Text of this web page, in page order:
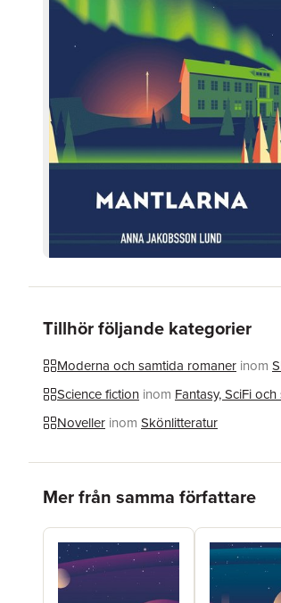
Tillhör följande kategorier
Moderna och samtida romaner inom
Science fiction inom Fantasy, SciFi
Noveller inom Skönlitteratur
Mer från samma författare